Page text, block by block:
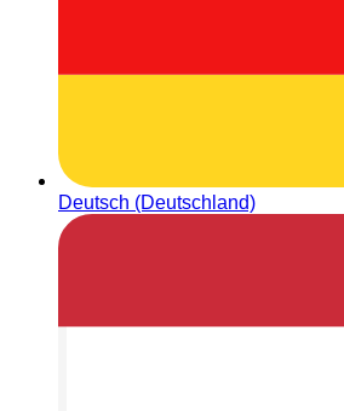
Deutsch (Deutschland)